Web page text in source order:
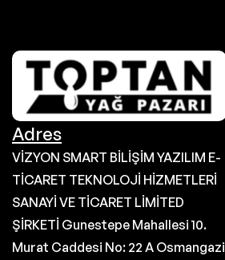
Adres
VİZYON SMART BİLİŞİM YAZILIM E-
TİCARET TEKNOLOJİ HİZMETLERİ
SANAYİ VE TİCARET LİMİTED
ŞİRKETİ Gunestepe Mahallesi 10.
Murat Caddesi No: 22 A Osmangazi